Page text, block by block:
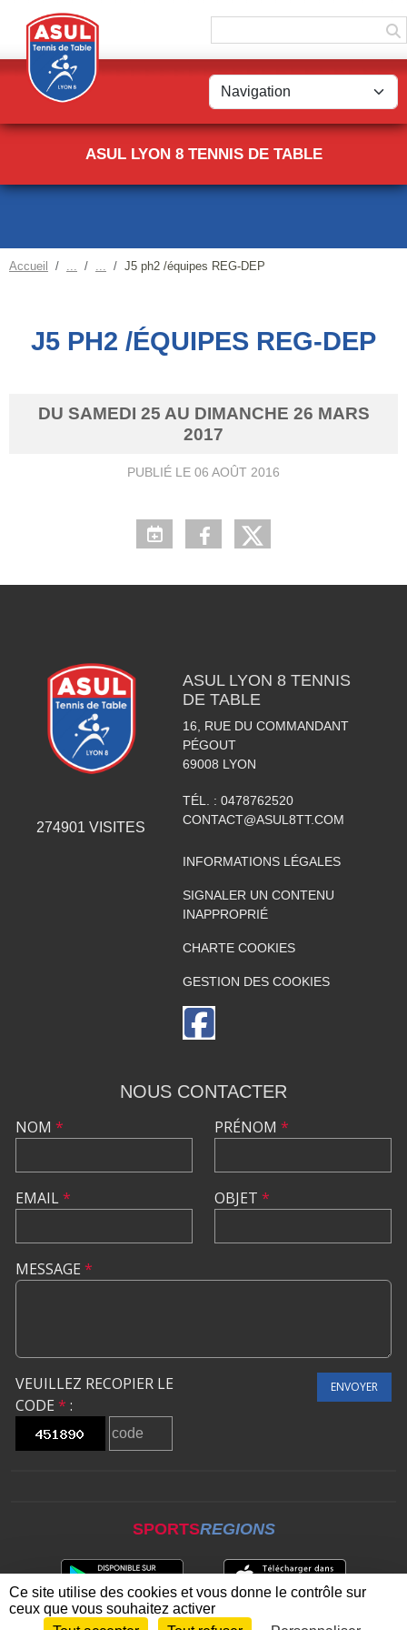
ASUL LYON 8 TENNIS DE TABLE
Accueil J5 ph2 /équipes REG-DEP
J5 PH2 /ÉQUIPES REG-DEP
DU SAMEDI 25 AU DIMANCHE 26 MARS
2017
PUBLIÉ LE 06 AOÛT 2016
274901 VISITES
ASUL LYON 8 TENNIS
DE TABLE
16, RUE DU COMMANDANT
PÉGOUT
69008 LYON
TÉL. : 0478762520
CONTACT@ASUL8TT.COM
INFORMATIONS LÉGALES
SIGNALER UN CONTENU
INAPPROPRIÉ
CHARTE COOKIES
GESTION DES COOKIES
NOUS CONTACTER
NOM *
EMAIL*
PRÉNOM *
OBJET *
MESSAGE *
VEUILLEZ RECOPIER LE
CODE * :
ENVOYER
SPORTSREGIONS
Panneau de gestion des cookies
Ce site utilise des cookies et vous donne le contrôle sur
ceux que vous souhaitez activer